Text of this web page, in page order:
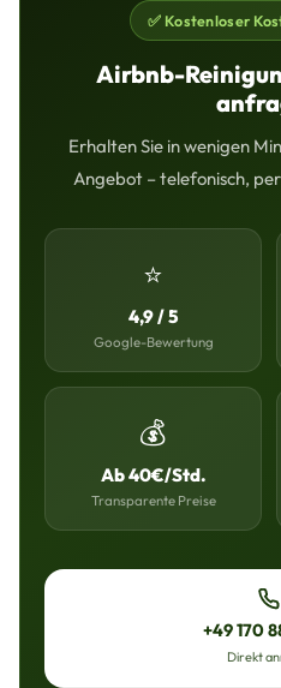
✅ Kostenloser
Airbnb-
Erhalten Sie in wenigen
Angebot – telefonisch,
⭐
4,9 / 5
Google-Bewertung
💰
Ab 40€/Std.
Transparente Preise
+49 170
Direkt